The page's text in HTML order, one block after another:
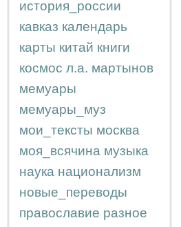
история_россии
кавказ календарь
карты китай книги
космос л.а. мартынов
мемуары
мемуары_муз
мои_тексты москва
моя_всячина музыка
наука национализм
новые_переводы
православие разное